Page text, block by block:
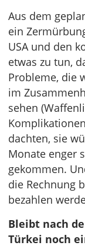
Aus dem
ein
USA und den
etwas zu tun,
Probleme, die
im
sehen
dachten, sie
Monate enger
gekommen.
die Rechnung
bezahlen
Bleibt nach
Türkei noch